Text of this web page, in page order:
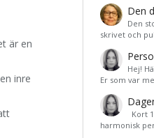
är en
inre
Den
Den
skrivet och
Hej!
Er som var
Kort
harmonisk